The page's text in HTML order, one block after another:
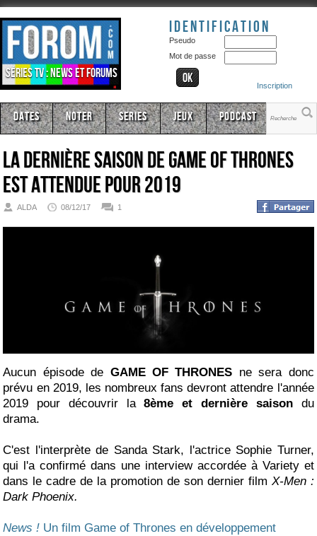
Séries TV : news et forums
Identification
Pseudo
Mot de passe
Inscription
Dates Noter Series Jeux Podcast
La dernière saison de Game of Thrones
est attendue pour 2019
ALDA 08/12/17 1
Aucun épisode de GAME OF THRONES ne sera donc
prévu en 2019, les nombreux fans devront attendre l'année
2019 pour découvrir la8ème et dernière saisondu
drama.
C'est l'interprète de Sanda Stark, l'actrice Sophie Turner,
qui l'a confirmé dans une interview accordée à Variety et
dans le cadre de la promotion de son dernier film X-Men :
Dark Phoenix.
News ! Un film Game of Thrones en développement